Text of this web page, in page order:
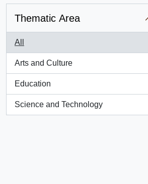
Thematic Area
All
Arts and Culture
, 1 results
Education
, 1 results
Science and Technology
, 1 results